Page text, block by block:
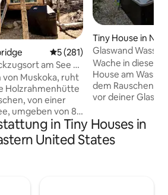
Durchschnittliche
5 (281)
am See –
Muskoka, ruht
Holzrahmenhütte
von einer
umgeben von 8
Genieße nur 10
entfernt das
und die natürliche
Tiny House in
Glaswand
Tiny Home
Wache in diesem
House am
dem Rauschen
vor deiner
durchsichtiger
erhöhtes
das Wasser,
in Tiny Houses in
United States